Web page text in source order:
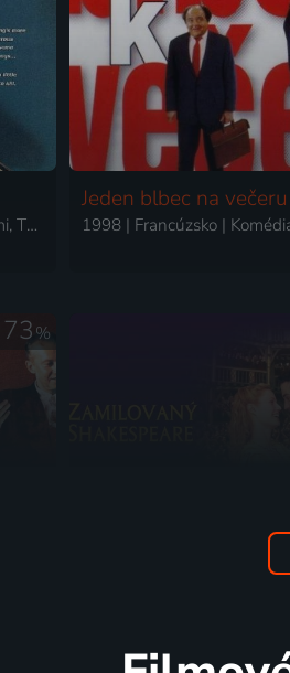
1998 | USA | Akčný, Komédia, Krimi, Thriller
Jeden blbec na večeru
1998 | Francúzsko |
73%
Zamilovaný